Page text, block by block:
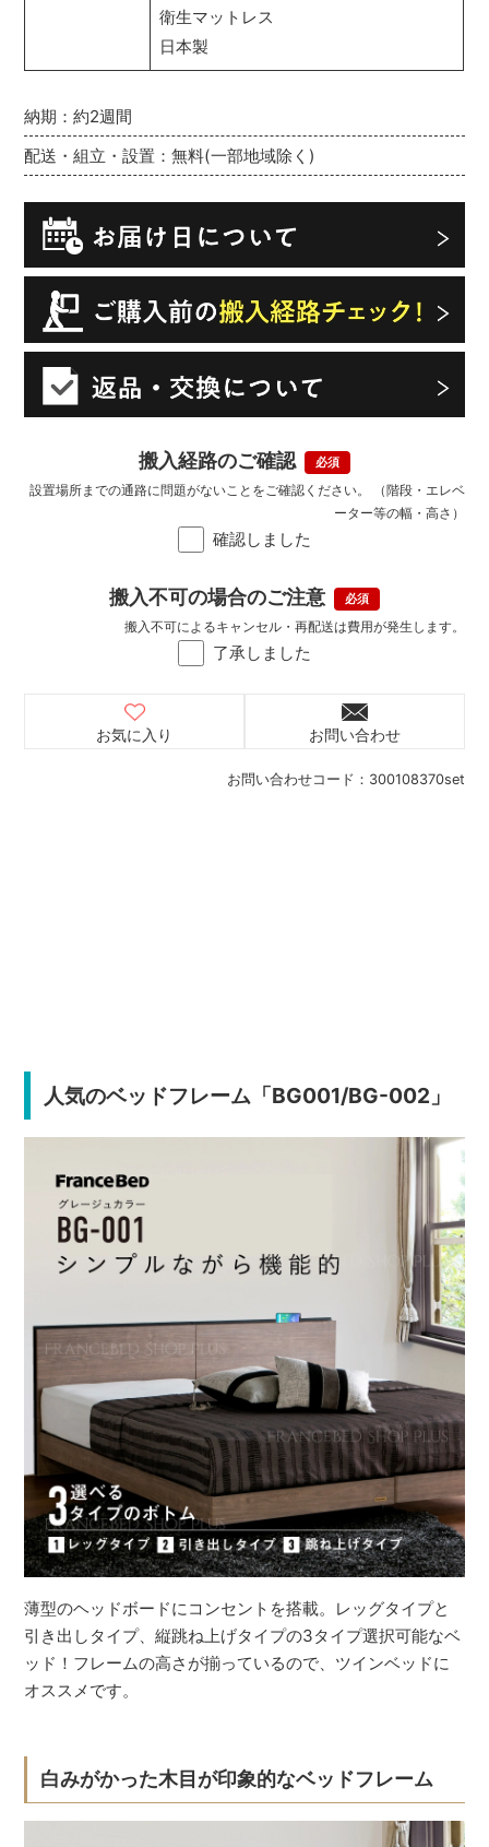
お問い合わせコード： 300108370set
納期：約2週間
配送・組立・設置：無料(一部地域除く)
搬入経路のご確認
確認しました
設置場所までの通路に問題がないことをご確認ください。 （階段・エレベ
ーター等の幅・高さ）
搬入不可の場合のご注意
了承しました
搬入不可によるキャンセル・再配送は費用が発生します。
お気に入り お問い合わせ
人気のベッドフレーム「BG001/BG-002」
薄型のヘッドボードにコンセントを搭載。レッグタイプと
引き出しタイプ、縦跳ね上げタイプの3タイプ選択可能なベ
ッド！フレームの高さが揃っているので、ツインベッドに
オススメです。
白みがかった木目が印象的なベッドフレーム
衛生マットレス
日本製